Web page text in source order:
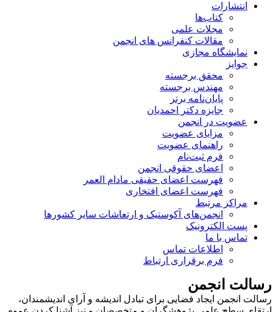
انتشارات
کتاب‌ها
مجلات علمی
مقالات کنفرانس های انجمن
نمایشگاه مجازی
جوایز
محقق برجسته
مهندس برجسته
پایان‌نامه برتر
جایزه دکتر احمدیان
عضویت در انجمن
مزایای عضویت
راهنمای عضویت
فرم ثبت‌نام
اعضای حقوقی انجمن
فهرست اعضای حقیقی مادام‌ العمر
فهرست اعضای افتخاری
مراکز مرتبط
انجمن‌های آکوستیک و ارتعاشات سایر کشورها
پست الکترونیک
تماس با ما
اطلاعات تماس
فرم برقراری ارتباط
انجمن
انجمن ایجاد فضایی برای تبادل اندیشه و آرای اندیشمندان،